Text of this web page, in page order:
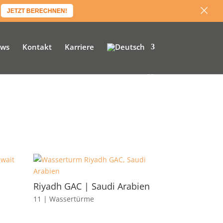
Kontakt Karriere
Riyadh GAC | Saudi Arabien
11 | Wassertürme
JETZT BERECHNEN! ×
JETZT BERECHNEN! ×